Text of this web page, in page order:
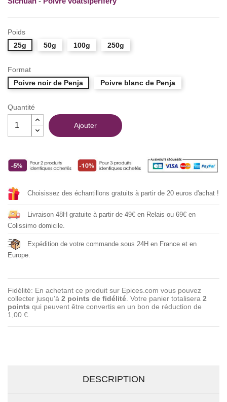
Poids
25g
50g 100g 250g
Format
Poivre noir de Penja
Poivre blanc de Penja
Quantité
Ajouter
Choisissez des échantillons gratuits à partir de 20 euros d'achat !
Livraison 48H gratuite à partir de 49€ en Relais ou 69€ en
Colissimo domicile.
Expédition de votre commande sous 24H en France et en
Europe.
Fidélité: En achetant ce produit sur Epices.com vous pouvez
collecter jusqu'à 2 points de fidélité . Votre panier totalisera 2
points qui peuvent être convertis en un bon de réduction de
1,00 €
DESCRIPTION